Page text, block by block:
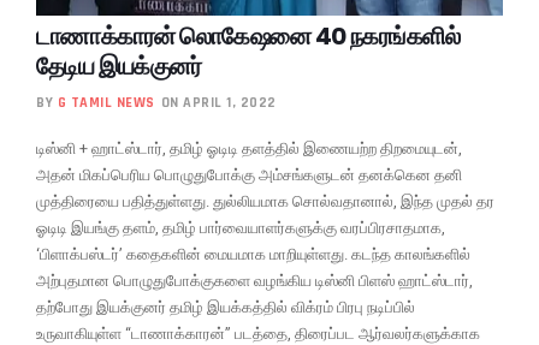
டாணாக்காரன் லொகேஷனை 40 நகரங்களில்
தேடிய இயக்குனர்
BY G TAMIL NEWS ON APRIL 1, 2022
டிஸ்னி + ஹாட்ஸ்டார், தமிழ் ஓடிடி தளத்தில் இணையற்ற திறமையுடன்,
அதன் மிகப்பெரிய பொழுதுபோக்கு அம்சங்களுடன் தனக்கென தனி
முத்திரையை பதித்துள்ளது. துல்லியமாக சொல்வதானால், இந்த முதல் தர
ஓடிடி இயங்கு தளம், தமிழ் பார்வையாளர்களுக்கு வரப்பிரசாதமாக,
‘பிளாக்பஸ்டர்’ கதைகளின் மையமாக மாறியுள்ளது. கடந்த காலங்களில்
அற்புதமான பொழுதுபோக்குகளை வழங்கிய டிஸ்னி பிளஸ் ஹாட்ஸ்டார்,
தற்போது இயக்குனர் தமிழ் இயக்கத்தில் விக்ரம் பிரபு நடிப்பில்
உருவாகியுள்ள “டாணாக்காரன்” படத்தை, திரைப்பட ஆர்வலர்களுக்காக